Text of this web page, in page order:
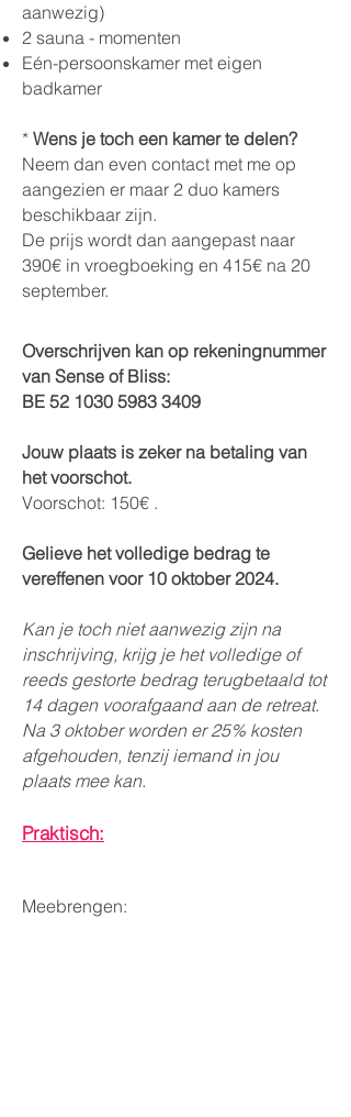
aanwezig)
2 sauna - momenten
Eén-persoonskamer met eigen
badkamer
* Wens je toch een kamer te delen?
Neem dan even contact met me op
aangezien er maar 2 duo kamers
beschikbaar zijn.
De prijs wordt dan aangepast naar
390€ in vroegboeking en 415€ na 20
september.
Overschrijven kan op rekeningnummer
van Sense of Bliss:
BE 52 1030 5983 3409
Jouw plaats is zeker na betaling van
het voorschot.
Voorschot: 150€ .
Gelieve het volledige bedrag te
vereffenen voor 10 oktober 2024.
Kan je toch niet aanwezig zijn na
inschrijving, krijg je het volledige of
reeds gestorte bedrag terugbetaald tot
14 dagen voorafgaand aan de retreat.
Na 3 oktober worden er 25% kosten
afgehouden, tenzij iemand in jou
plaats mee kan.
Praktisch:
Meebrengen: